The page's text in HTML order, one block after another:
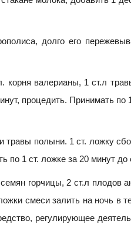
долго его
корня валерианы, 1 ст.л
процедить. Принимать по
полыни. 1 ст. ложку
по 1 ст. ложке за 20 минут
горчицы, 2 ст.л плодов
смеси залить на ночь в
регулирующее